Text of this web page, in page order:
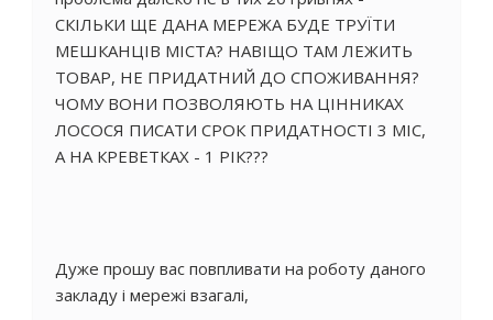
СКІЛЬКИ ЩЕ ДАНА МЕРЕЖА БУДЕ ТРУЇТИ
МЕШКАНЦІВ МІСТА? НАВІЩО ТАМ ЛЕЖИТЬ
ТОВАР, НЕ ПРИДАТНИЙ ДО СПОЖИВАННЯ?
ЧОМУ ВОНИ ПОЗВОЛЯЮТЬ НА ЦІННИКАХ
ЛОСОСЯ ПИСАТИ СРОК ПРИДАТНОСТІ 3 МІС,
А НА КРЕВЕТКАХ - 1 РІК???
Дуже прошу вас повпливати на роботу даного
закладу і мережі взагалі,